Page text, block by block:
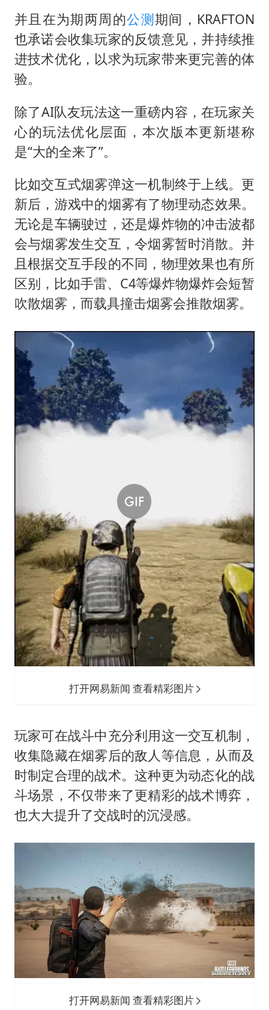
并且在为期两周的公测期间，KRAFTON
也承诺会收集玩家的反馈意见，并持续推
进技术优化，以求为玩家带来更完善的体
验。
除了AI队友玩法这一重磅内容，在玩家关
心的玩法优化层面，本次版本更新堪称
是“大的全来了”。
比如交互式烟雾弹这一机制终于上线。更
新后，游戏中的烟雾有了物理动态效果。
无论是车辆驶过，还是爆炸物的冲击波都
会与烟雾发生交互，令烟雾暂时消散。并
且根据交互手段的不同，物理效果也有所
区别，比如手雷、C4等爆炸物爆炸会短暂
吹散烟雾，而载具撞击烟雾会推散烟雾。
打开网易新闻 查看精彩图片
玩家可在战斗中充分利用这一交互机制，
收集隐藏在烟雾后的敌人等信息，从而及
时制定合理的战术。这种更为动态化的战
斗场景，不仅带来了更精彩的战术博弈，
也大大提升了交战时的沉浸感。
打开网易新闻 查看精彩图片